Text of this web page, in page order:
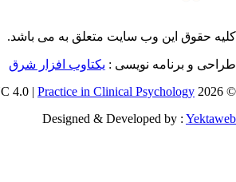
حقوق این وب سایت متعلق بهمی باشد.
و برنامه نویسی : یکتاوب افزار شرق
©
Practice in Clinical Psychology
Designed & Developed by :